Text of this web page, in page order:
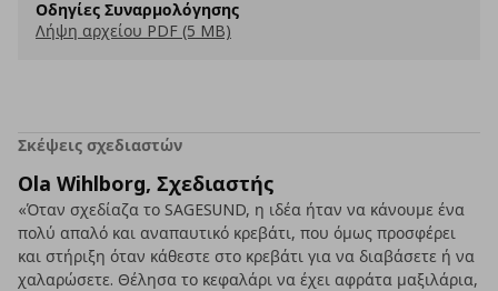
Οδηγίες Συναρμολόγησης
Λήψη αρχείου PDF (5 MB)
Σκέψεις σχεδιαστών
Ola Wihlborg, Σχεδιαστής
«Όταν σχεδίαζα το SAGESUND, η ιδέα ήταν να κάνουμε ένα
πολύ απαλό και αναπαυτικό κρεβάτι, που όμως προσφέρει
και στήριξη όταν κάθεστε στο κρεβάτι για να διαβάσετε ή να
χαλαρώσετε. Θέλησα το κεφαλάρι να έχει αφράτα μαξιλάρια,